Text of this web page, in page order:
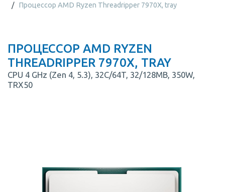
Процессор AMD Ryzen Threadripper 7970X, tray
ПРОЦЕССОР AMD RYZEN
THREADRIPPER 7970X, TRAY
CPU 4 GHz (Zen 4, 5.3), 32C/64T, 32/128MB, 350W,
TRX50